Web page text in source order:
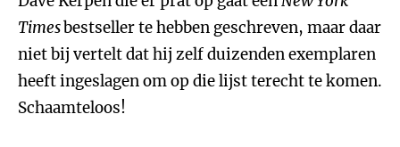
Timesbestseller te hebben geschreven, maar daar
niet bij vertelt dat hij zelf duizenden exemplaren
heeft ingeslagen om op die lijst terecht te komen.
Schaamteloos!